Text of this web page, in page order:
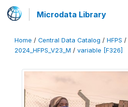
Microdata Library
Home / Central Data Catalog / HFPS /
2024_HFPS_V23_M / variable [F326]